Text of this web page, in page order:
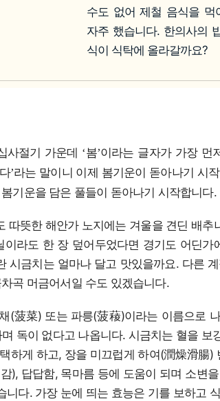
수도 없어 제철 음식을 먹
자주 했습니다. 한의사의
식이 식탁에 올라갈까요?
사절기 가운데 ‘봄’이라는 글자가 가장 먼
’라는 말이니 이제 봄기운이 돋아나기 시
기운을 담은 풀들이 돋아나기 시작합니다.
따뜻한 해안가 노지에는 겨울을 견딘 배추
라도 한 장 덮어두었다면 경기도 어딘가
시금치는 얼마나 달고 맛있을까요. 다른
곡 머금어서일 수도 있겠습니다.
(菠菜) 또는 파릉(菠薐)이라는 이름으로
독이 없다고 나옵니다. 시금치는 혈을 보
하게 하고, 장을 미끄럽게 하여(潤燥滑腸)
), 답답함, 목마름 등에 도움이 되며 소변
니다. 가장 눈에 띄는 효능은 기를 보하고